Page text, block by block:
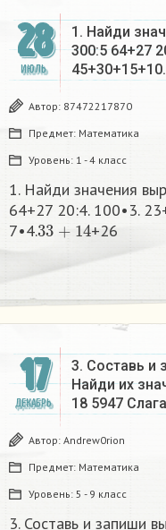
28
ИЮЛЬ
1. Найди
300:5 64+27
Автор: 87472217870
Предмет: Математика
Уровень: 1 - 4 класс
1. Найди значения
64+27 20:4. 100•3.
7•4.33 +14 +26
17
ДЕКАБРЬ
3. Составь и
Найди их
18 5947
Автор: Andrew0rion
Предмет: Математика
Уровень: 5 - 9 класс
3. Составь и запиши